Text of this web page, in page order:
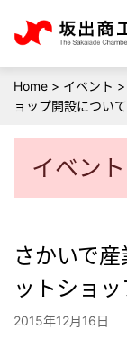
Home > イベント >
ョップ開設について
イベント
さかいで
ットショ
2015年12月16日